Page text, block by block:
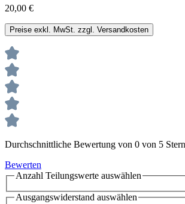
20,00 €
Preise exkl. MwSt. zzgl. Versandkosten
Durchschnittliche Bewertung von 0 von 5
Bewerten
Anzahl Teilungswerte auswählen
Ausgangswiderstand auswählen